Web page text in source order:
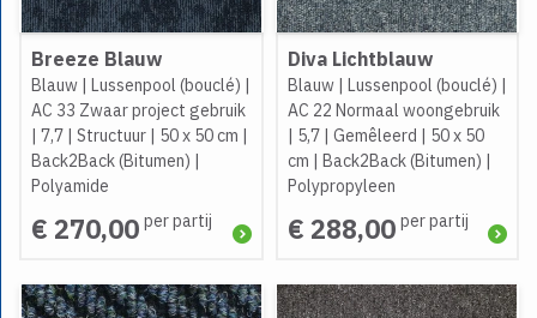
Breeze Blauw
Blauw | Lussenpool (bouclé) |
AC 33 Zwaar project gebruik
| 7,7 | Structuur | 50 x 50 cm |
Back2Back (Bitumen) |
Polyamide
€ 270,00 per partij
Diva Lichtblauw
Blauw| Lussenpool (bouclé) |
AC 22 Normaal woongebruik
| 5,7| Gemêleerd | 50 x 50
cm | Back2Back (Bitumen) |
Polypropyleen
€ 288,00 per partij